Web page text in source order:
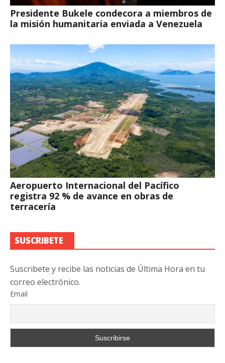
Presidente Bukele condecora a miembros de
la misión humanitaria enviada a Venezuela
Aeropuerto Internacional del Pacífico
registra 92 % de avance en obras de
terracería
SUSCRIBETE
Suscribete y recibe las noticias de Última Hora en tu
correo electrónico.
Email